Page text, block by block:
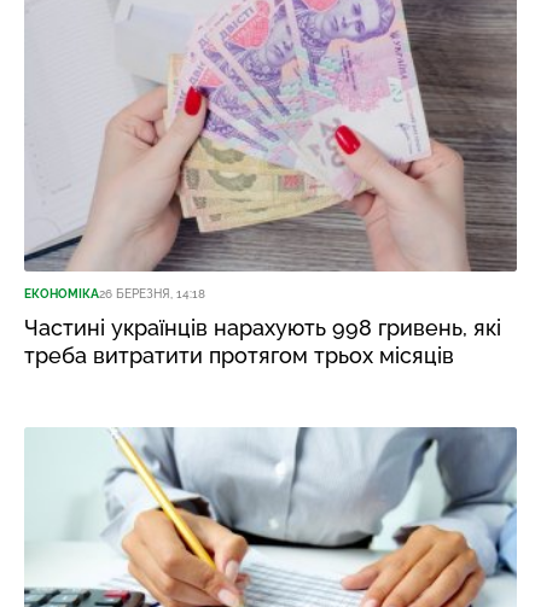
ЕКОНОМІКА26 БЕРЕЗНЯ, 14:18
Частині українців нарахують 998 гривень, які
треба витратити протягом трьох місяців